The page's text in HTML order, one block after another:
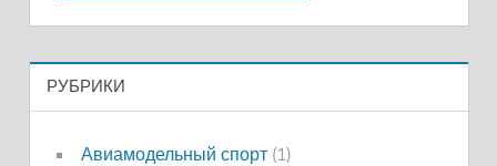
РУБРИКИ
Авиамодельный спорт(1)